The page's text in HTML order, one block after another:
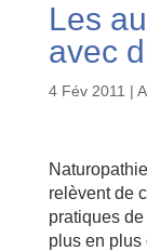
Les
avec
4 Fév 2011 |
relèvent de
pratiques
plus en plus